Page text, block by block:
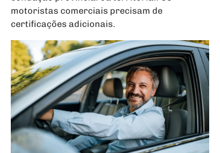
motoristas comerciais precisam de
certificações adicionais.